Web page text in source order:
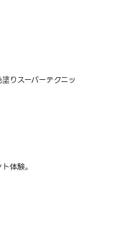
りスーパーテクニッ
体験。